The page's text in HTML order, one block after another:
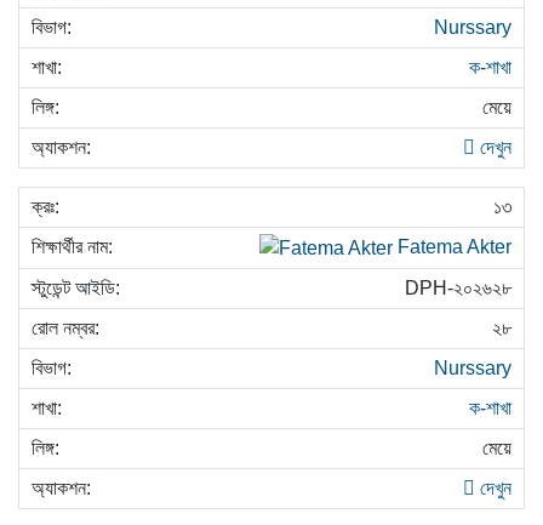
Nurssary
ক-শাখা
মেয়ে
দেখুন
১৩
Fatema Akter
DPH-২০২৬২৮
২৮
Nurssary
ক-শাখা
মেয়ে
দেখুন